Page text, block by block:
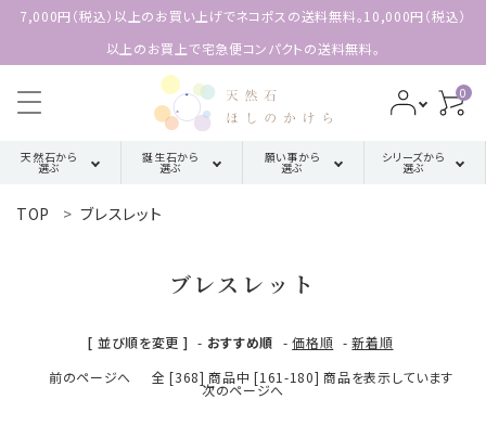
7,000円（税込）以上のお買い上げでネコポスの送料無料。10,000円（税込）
以上のお買上で宅急便コンパクトの送料無料。
0
天然石から
選ぶ
誕生石から
選ぶ
2月誕生石
3月誕生石
願い事から
選ぶ
金運・成功・仕事系
健康・癒し・美容系
記憶力・集中力・勉強系
シリーズから
選ぶ
四角形の
ログイン person 新規会員登録
TOP ブレスレット
ブレスレット
[ 並び順を変更 ] - おすすめ順 -価格順 -新着順
前のページへ
全 [368] 商品中 [161-180] 商品を表示しています
次のページへ